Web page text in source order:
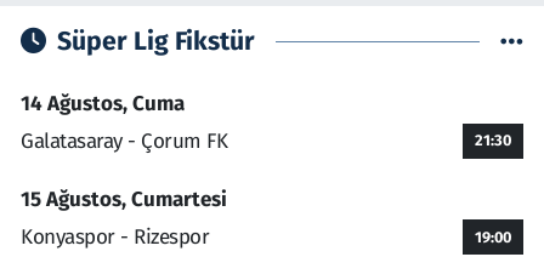
Süper Lig Fikstür
14 Ağustos, Cuma
Galatasaray - Çorum FK
21:30
15 Ağustos, Cumartesi
Konyaspor - Rizespor
19:00